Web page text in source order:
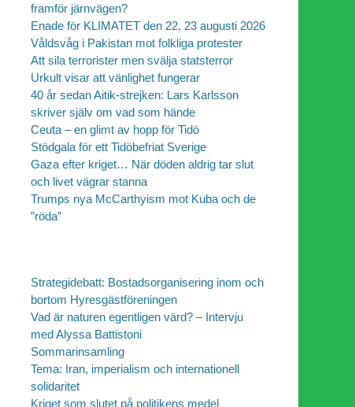
framför järnvägen?
Enade för KLIMATET den 22, 23 augusti 2026
Våldsvåg i Pakistan mot folkliga protester
Att sila terrorister men svälja statsterror
Urkult visar att vänlighet fungerar
40 år sedan Aitik-strejken: Lars Karlsson
skriver själv om vad som hände
Ceuta – en glimt av hopp för Tidö
Stödgala för ett Tidöbefriat Sverige
Gaza efter kriget… När döden aldrig tar slut
och livet vägrar stanna
Trumps nya McCarthyism mot Kuba och de
”röda”
Strategidebatt: Bostadsorganisering inom och
bortom Hyresgästföreningen
Vad är naturen egentligen värd? – Intervju
med Alyssa Battistoni
Sommarinsamling
Tema: Iran, imperialism och internationell
solidaritet
Kriget som slutet på politikens medel